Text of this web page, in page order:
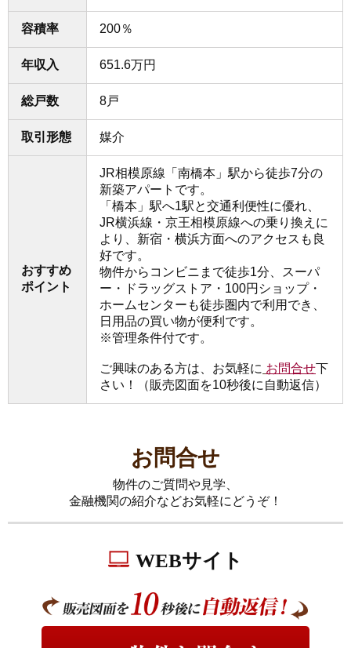
容積率 200％
年収入 651.6万円
総戸数 8戸
取引形態 媒介
おすすめ
ポイント
JR相模原線「南橋本」駅から徒歩7分の
新築アパートです。
「橋本」駅へ1駅と交通利便性に優れ、
JR横浜線・京王相模原線への乗り換えに
より、新宿・横浜方面へのアクセスも良
好です。
物件からコンビニまで徒歩1分、スーパ
ー・ドラッグストア・100円ショップ・
ホームセンターも徒歩圏内で利用でき、
日用品の買い物が便利です。
※管理条件付です。
ご興味のある方は、お気軽に お問合せ下
さい！（販売図面を10秒後に自動返信）
お問合せ
物件のご質問や見学、
金融機関の紹介などお気軽にどうぞ！
WEBサイト